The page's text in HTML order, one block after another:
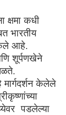
क्षमा कधी
भारतीय
केले आहे.
शूर्पणखेने
मार्गदर्शन केलेले
पडलेल्या